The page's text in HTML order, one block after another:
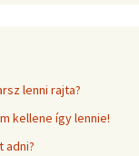
lenni rajta?
kellene így lennie!
adni?